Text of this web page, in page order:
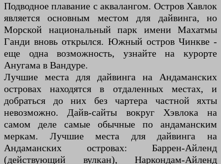
Подводное плавание с аквалангом. Остров Хавлок
является основным местом для дайвинга, но
Морской национальный парк имени Махатмы
Ганди вновь открылся. Южный остров Чинкве -
еще одна возможность, узнайте на курорте
Анугама в Вандуре.
Лучшие места для дайвинга на Андаманских
островах находятся в отдаленных местах, и
добраться до них без чартера частной яхты
невозможно. Дайв-сайты вокруг Хэвлока на
самом деле самые обычные по андаманским
меркам. Лучшие места для дайвинга на
Андаманских островах: Баррен-Айленд
(действующий вулкан), Наркондам-Айленд